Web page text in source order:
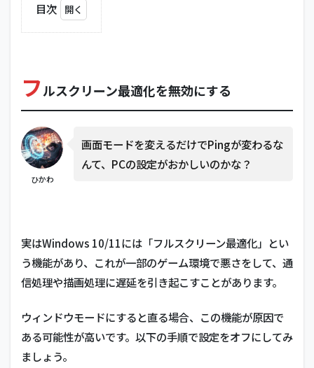
目次
ク
リ
ー
最
適
化
を
る
2
GPU
げて
CPU
の余
裕を
フルスクリーン最適化を無効にする
ひかわ
画面モードを変えるだけでPingが変わるな
んて、PCの設定がおかしいのかな？
実はWindows 10/11には「フルスクリーン最適化」とい
う機能があり、これが一部のゲーム環境で悪さをして、通
信処理や描画処理に遅延を引き起こすことがあります。
ウィンドウモードにすると直る場合、この機能が原因で
ある可能性が高いです。以下の手順で設定をオフにしてみ
ましょう。